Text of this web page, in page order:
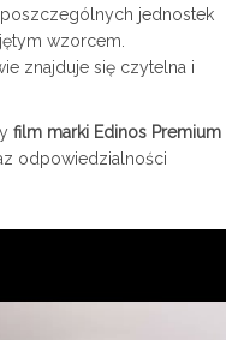
jednostek
wzorcem.
znajduje się czytelna i
film marki Edinos Premium
odpowiedzialności